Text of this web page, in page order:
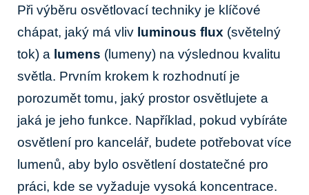
Při výběru osvětlovací techniky je klíčové
chápat, jaký má vliv luminous flux (světelný
tok) a lumens (lumeny) na výslednou kvalitu
světla. Prvním krokem k rozhodnutí je
porozumět tomu, jaký prostor osvětlujete a
jaká je jeho funkce. Například, pokud vybíráte
osvětlení pro kancelář, budete potřebovat více
lumenů, aby bylo osvětlení dostatečné pro
práci, kde se vyžaduje vysoká koncentrace.